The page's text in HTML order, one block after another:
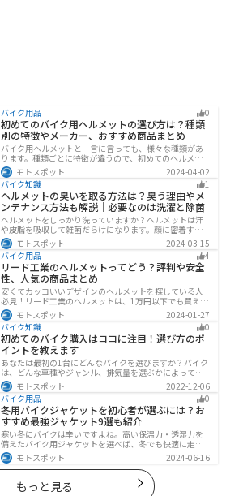
バイク用品 0
初めてのバイク用ヘルメットの選び方は？種類
別の特徴やメーカー、おすすめ商品まとめ
バイク用ヘルメットと一言に言っても、様々な種類があ
ります。種類ごとに特徴が違うので、初めてのヘルメッ
ト選びで失敗しないように、しっかりと理解して選ぶよ
うにしましょう。この記事では、特徴やメリットデメリ
ット、有名メーカーなど初心者が知っておくべきことを
まとめました。
モトスポット
2024-04-02
バイク知識
1
ヘルメットの臭いを取る方法は？臭う理由やメ
ンテナンス方法も解説｜必要なのは洗濯と除菌
ヘルメットをしっかり洗っていますか？ヘルメットは汗
や皮脂を吸収して雑菌だらけになります。顔に密着する
物なのでしっかりと除菌・消臭をする必要があります。
この記事では、ヘルメットをまるっと綺麗にする方法を
まとめました。まだメンテナンスをしたことがないとい
う人はぜひ参考にしてください。
モトスポット
2024-03-15
バイク用品
4
リード工業のヘルメットってどう？評判や安全
性、人気の商品まとめ
安くてカッコいいデザインのヘルメットを探している人
必見！リード工業のヘルメットは、1万円以下でも買える
ヘルメットが多数あります。安全基準もしっかりクリア
しており、安全性にも優れています。種類も豊富でカス
タム用のシールドもあるので、クールに決めたい人にオ
ススメです。
モトスポット
2024-01-27
バイク知識
0
初めてのバイク購入はココに注目！選び方のポ
イントを教えます
あなたは最初の1台にどんなバイクを選びますか？バイク
は、どんな車種やジャンル、排気量を選ぶかによって今
後の楽しみ方が大きく変わるものなので、初めての愛車
選びはとても重要です。この記事ではそんなバイク選び
のオススメポイントをお伝えします。
モトスポット
2022-12-06
バイク用品
0
冬用バイクジャケットを初心者が選ぶには？お
すすめ最強ジャケット9選も紹介
寒い冬にバイクは辛いですよね。高い保温力・透湿力を
備えたバイク用ジャケットを選べば、冬でも快適に走る
ことができます！さらに電熱ジャケットであれば、どん
な過酷な環境でも全く寒さを感じずバイクに乗れます。
正しい装備を揃えて今年の冬も乗り切りましょう！
モトスポット 2024-06-16
もっと見る